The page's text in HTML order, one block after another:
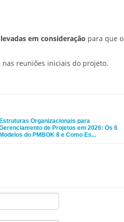
em consideração para que o
reuniões iniciais do projeto.
Estruturas Organizacionais para
de Projetos em 2026: Os 6
Modelos do PMBOK 8 e Como Es...